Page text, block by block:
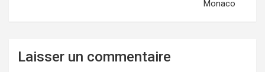
Monaco
Laisser un commentaire